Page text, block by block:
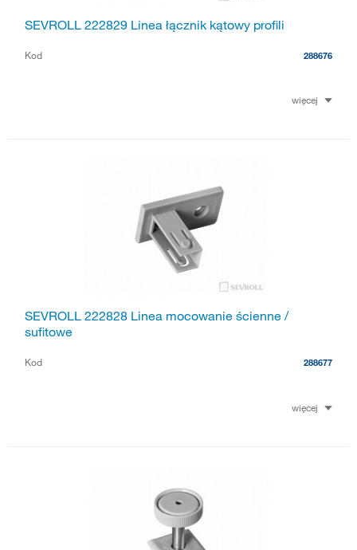
SEVROLL 222829 Linea łącznik kątowy profili
Kod 288676
więcej
SEVROLL 222828 Linea mocowanie ścienne /
sufitowe
Kod 288677
więcej